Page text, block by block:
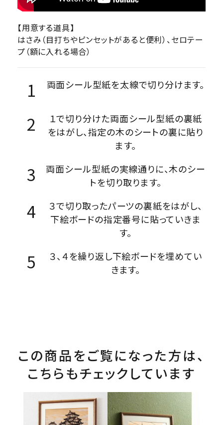
【用意する道具】
はさみ（目打ちやピンセットがあると便利）、セロテー
プ（額に入れる場合）
両面シール型紙を太線で切り分けます。
１で切り分けた両面シール型紙の裏紙
をはがし、指定の木のシートの裏に貼り
ます。
両面シール型紙の実線通りに、木のシー
トを切り取ります。
３で切り取ったパーツの裏紙をはがし、
下絵ボードの指定番号に貼っていきま
す。
３、４を繰り返し下絵ボードを埋めてい
きます。
この商品をご覧になった方は、
こちらもチェックしています